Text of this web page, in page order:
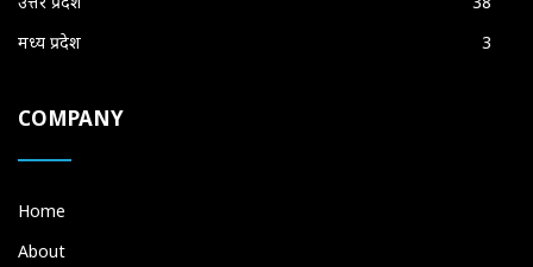
मध्य प्रदेश
3
COMPANY
Home
About